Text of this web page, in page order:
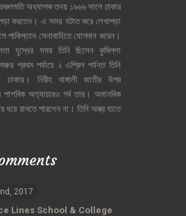
চঞ্চলমতি অধ্যাপক তনয় ১৯৬৬ সালে ঢাকার
করতেন। এ সময় হটাত করে লেখাপড়া
পাকিস্তান সেনাবাহিতে যোগদান করেন।
যুদ্ধের সময় তিনি ছিলেন কুমিল্লা
শুরুর প্রথম পর্যায়ে ২ এপ্রিল পর্যন্ত তিনি
ঢাকায়। নিরীহ বাঙ্গালী জাতীর
উপর
পাশবিক অত্যাচারও গর্ব তার। অমানবিক
ধরে রাখতে পারলেন না। তিনি অস্ত্র হাতে
2017
Lines School & College